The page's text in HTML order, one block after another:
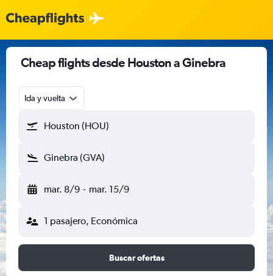
Cheap flights desde Houston a Ginebra
Ida y vuelta
Houston (HOU)
Ginebra (GVA)
mar. 8/9 - mar. 15/9
1 pasajero, Económica
Buscar ofertas